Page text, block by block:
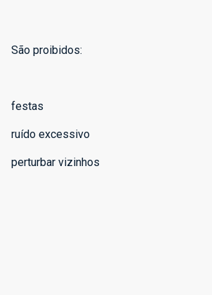
São proibidos:
festas
ruído excessivo
perturbar vizinhos